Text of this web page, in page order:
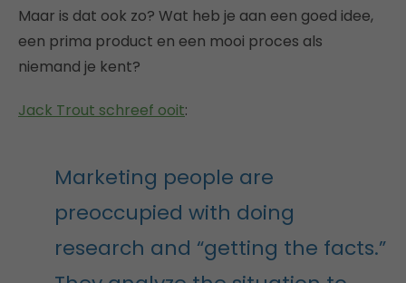
Maar is dat ook zo? Wat heb je aan een goed idee,
een prima product en een mooi proces als
niemand je kent?
Jack Trout schreef ooit:
Marketing people are
preoccupied with doing
research and “getting the facts.”